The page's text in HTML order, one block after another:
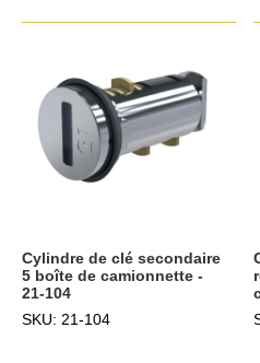
Cylindre de clé secondaire
5 boîte de camionnette -
21-104
SKU: 21-104